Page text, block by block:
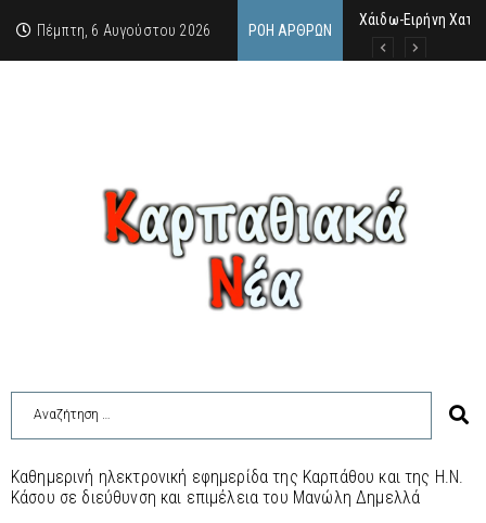
Πέμπτη, 6 Αυγούστου 2026 ΡΟΉ ΆΡΘΡΩΝ
Χάιδω-Ειρήνη
Στέφανος Γκίκας:
Καθημερινή ηλεκτρονική εφημερίδα της Καρπάθου και της Η.Ν.
Κάσου σε διεύθυνση και επιμέλεια του Μανώλη Δημελλά